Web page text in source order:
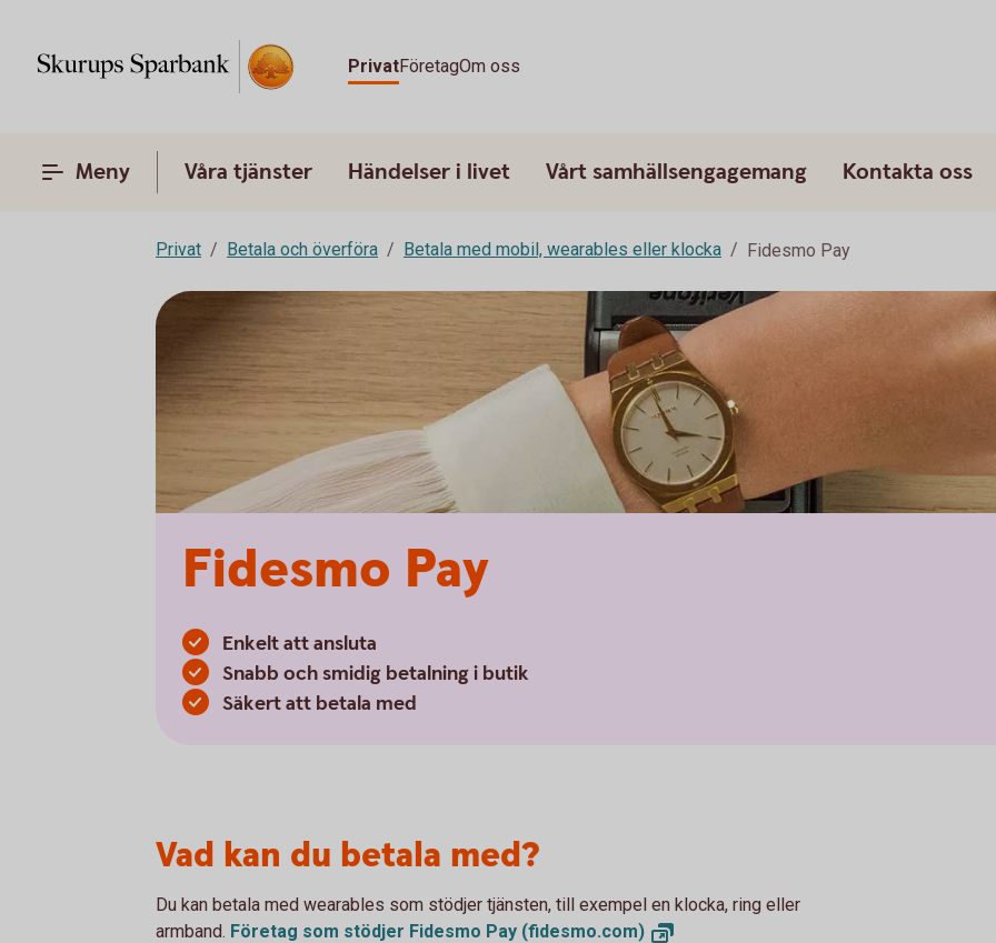
PrivatFöretagOm oss
Meny Våra tjänster Händelser i livet Vårt samhällsengagemang Kontakta oss
Privat Betala och överföra Betala med mobil, wearables eller klocka Fidesmo Pay
Fidesmo Pay
Enkelt att ansluta
Snabb och smidig betalning i butik
Säkert att betala med
Vad kan du betala med?
Du kan betala med wearables som stödjer tjänsten, till exempel en klocka, ring eller
armband. Företag som stödjer Fidesmo Pay (fidesmo.com)